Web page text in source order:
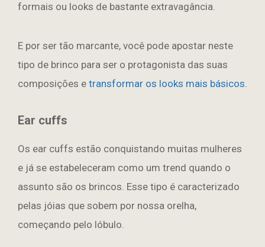
formais ou looks de bastante extravagância.
E por ser tão marcante, você pode apostar neste
tipo de brinco para ser o protagonista das suas
composições e transformar os looks mais básicos.
Ear cuffs
Os ear cuffs estão conquistando muitas mulheres
e já se estabeleceram como um trend quando o
assunto são os brincos. Esse tipo é caracterizado
pelas jóias que sobem por nossa orelha,
começando pelo lóbulo.